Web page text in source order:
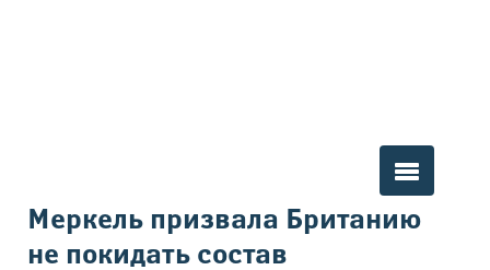
Вы здесь
Меркель призвала Британию
не покидать состав